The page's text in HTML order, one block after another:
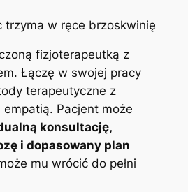
fizjoterapeutką z
Łączę w swojej pracy
terapeutyczne z
empatią. Pacjent może
konsultację,
i dopasowany plan
mu wrócić do pełni